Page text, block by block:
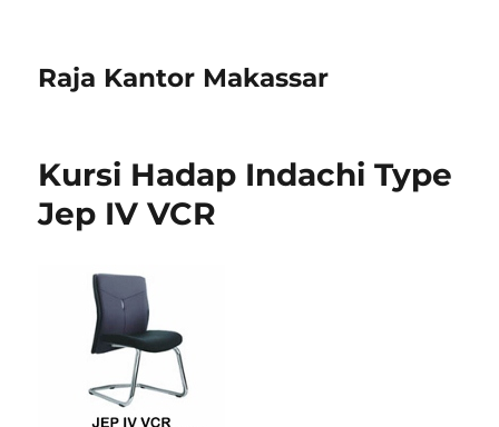
Raja Kantor Makassar
Kursi Hadap Indachi Type
Jep IV VCR